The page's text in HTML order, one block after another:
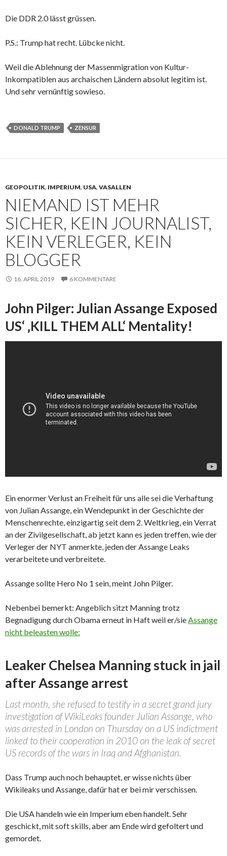
Die DDR 2.0 lässt grüssen.
P.S.: Trump hat recht. Lübcke nicht.
Weil die Ablehnung der Massenmigration von Kultur-
Inkompatiblen aus archaischen Ländern absolut legitim ist.
Und sehr vernünftig sowieso.
DONALD TRUMP ZENSUR
GEOPOLITIK, IMPERIUM, USA, VASALLEN
NIEMAND IST MEHR
SICHER, KEIN JOURNALIST,
KEIN VERLEGER, KEIN
BLOGGER
16. APRIL 2019 6 KOMMENTARE
John Pilger: Julian Assange Exposed
US‘ ‚KILL THEM ALL‘ Mentality!
Ein enormer Verlust an Freiheit für uns alle sei die Verhaftung
von Julian Assange, ein Wendepunkt in der Geschichte der
Menschenrechte, einzigartig seit dem 2. Weltkrieg, ein Verrat
an der Zivilgesellschaft, ab jetzt kann es jeden treffen, wie der
Verleger der NYT anmerkte, jeden der Assange Leaks
verarbeitete und verbreitete.
Assange sollte Hero No 1 sein, meint John Pilger.
Nebenbei bemerkt: Angeblich sitzt Manning trotz
Begnadigung durch Obama erneut in Haft weil er/sieAssange
nicht beleasten wolle:
Leaker Chelsea Manning stuck in jail
after Assange arrest
Last month, she refused to testify in a secret grand jury
investigation of WikiLeaks founder Julian Assange, who
was arrested in London on Thursday on a US indictment
linked to their cooperation in 2010 on the leak of secret
US records of the wars in Iraq and Afghanistan.
Dass Trump auch noch behauptet, er wisse nichts über
Wikileaks und Assange, dafür hat er bei mir verschissen.
Die USA handeln wie ein Imperium eben handelt. Sehr
geschickt, mit soft skills, aber am Ende wird gefoltert und
gemordet.